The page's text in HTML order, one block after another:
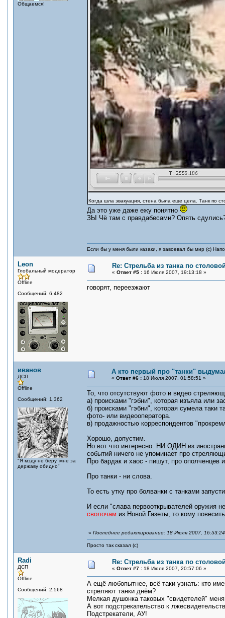
Общаемся!
Когда шла эвакуация, стена была еще цела. Танк по
Да это уже даже ежу понятно
ЗЫ Чё там с правдабесами? Опять
Если бы у меня были казаки, я завоевал бы мир (с)
Leon
Глобальный модератор
Offline
Сообщений: 6,482
Re: Стрельба из танка по
« Ответ #5 : 16 Июля 2007, 19:13:18 »
говорят, переезжают
иванов
ДСП
Offline
Сообщений: 1,362
"Я мзду не беру, мне за
державу обидно"
А кто первый про "танки"
« Ответ #6 : 18 Июля 2007, 01:58:51 »
То, что отсутствуют фото и видео
а) происками "гэбни", которая изъяла или
б) происками "гэбни", которая сумела таки
фото- или видеооператора.
в) продажностью корреспондентов
Хорошо, допустим.
Но вот что интересно. НИ ОДИН из
событий ничего не упоминает про
Про бардак и хаос - пишут, про
Про танки - ни слова.
То есть утку про болванки с танками
И если "слава первооткрывателей оружия
сволочам из Новой Газеты, то кому
« Последнее редактирование: 18 Июля 2007,
Просто так сказал (с)
Radi
ДСП
Offline
Сообщений: 2,568
Re: Стрельба из танка по
« Ответ #7 : 18 Июля 2007, 20:57:06 »
А ещё любопытнее, всё таки узнать: кто
стреляют танки днём?
Мелкая душонка таковых "свидетелей"
А вот подстрекательство к
Подстрекатели, АУ!